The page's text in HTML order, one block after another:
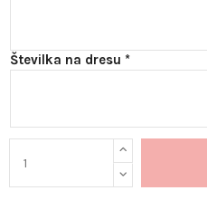
Številka na dresu *